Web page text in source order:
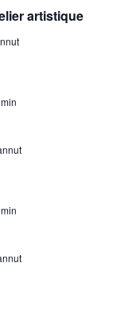
artistique